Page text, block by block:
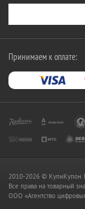
Принимаем к оплате:
2010-2026 © КупиКупон.
Все права на товарный
OOO «Агентство